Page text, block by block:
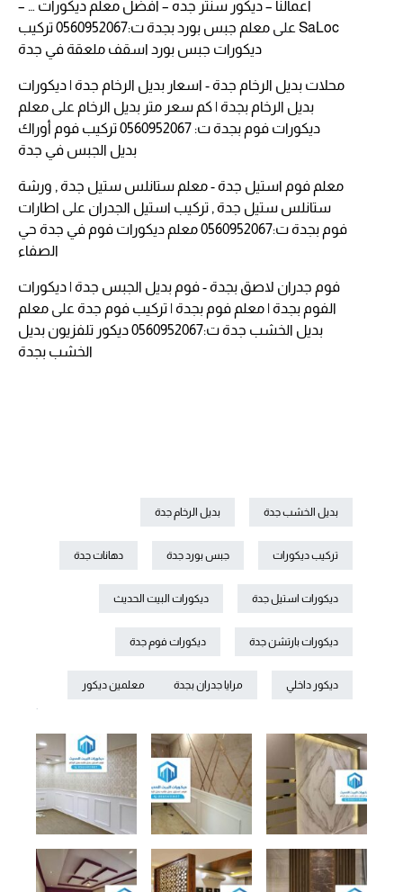
اعمالنا – ديكور سنتر جده – افضل معلم ديكورات … –
SaLocعلى
معلم جبس بورد بجدة ت:0560952067 تركيب
ديكورات جبس بورد اسقف ملعقة في جدة
محلات بديل الرخام جدة - اسعار بديل الرخام جدة | ديكورات
بديل الرخام بجدة | كم سعر متر بديل الرخام على معلم
ديكورات فوم بجدة ت: 0560952067 تركيب فوم أوراك
بديل الجبس في جدة
معلم فوم استيل جدة - معلم ستانلس ستيل جدة , ورشة
ستانلس ستيل جدة , تركيب استيل الجدران على اطارات
فوم بجدة ت:0560952067 معلم ديكورات فوم في جدة حي
الصفاء
فوم جدران لاصق بجدة - فوم بديل الجبس جدة | ديكورات
الفوم بجدة | معلم فوم بجدة | تركيب فوم جدةعلى معلم
بديل الخشب جدة ت:0560952067 ديكور تلفزيون بديل
الخشب بجدة
بديل الخشب جدة بديل الرخام جدة
تركيب ديكورات جبس بورد جدة دهانات جدة
ديكورات استيل جدة ديكورات البيت الحديث
ديكورات بارتشن جدة ديكورات فوم جدة
ديكور داخلي مرايا جدران بجدة
معلمين ديكور
.